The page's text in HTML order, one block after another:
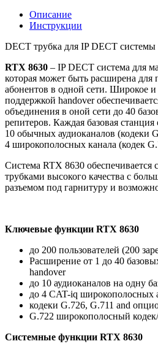
Описание
Инструкции
DECT трубка для IP DECT системы
RTX 8630 – IP DECT система для
которая может быть расширена для
абонентов в одной сети. Широкое
поддержкой handover
объединения в оной сети до 40
репитеров. Каждая базовая
10 обычных аудиоканалов (кодеки
4 широкополосных канала (кодек
Система RTX 8630
трубками высокого качества с
разъемом под гарнитуру и
Ключевые функции RTX 8630
до 200 пользователей (200
Расширение от 1 до 40
handover
до 10 аудиоканалов на одну
до 4 CAT-iq широкополосных
кодеки G.726, G.711 and
G.722 широкополосный
Системные функции RTX 8630